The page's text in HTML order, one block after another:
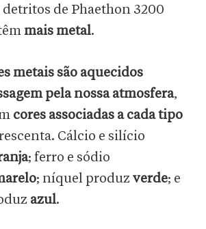
detritos de Phaethon 3200
mais metal.
metais são aquecidos
pela nossa atmosfera,
cores associadas a cada tipo
Cálcio e silício
; ferro e sódio
; níquel produzverde; e
azul.